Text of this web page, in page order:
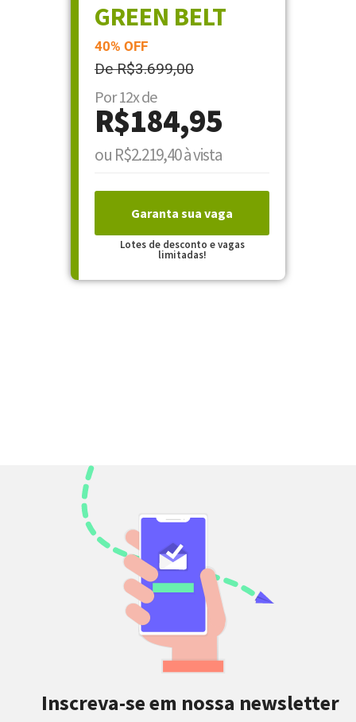
GREEN BELT
40% OFF
De R$3.699,00
Por 12x de
R$184,95
ou R$2.219,40 à vista
Garanta sua vaga
Lotes de desconto e vagas
limitadas!
Inscreva-se em nossa newsletter